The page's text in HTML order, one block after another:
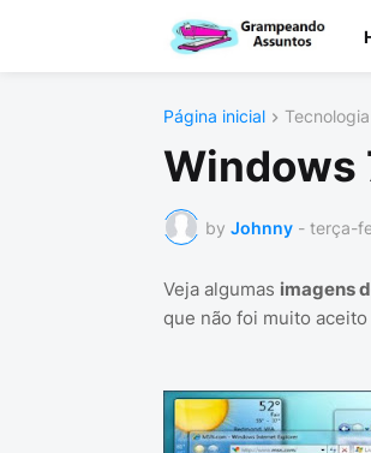
Página inicial Tecnologia
Windows
by Johnny - terça-
Veja algumas imagens
que não foi muito